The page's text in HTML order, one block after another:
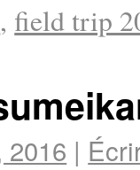
, field trip
2016 |